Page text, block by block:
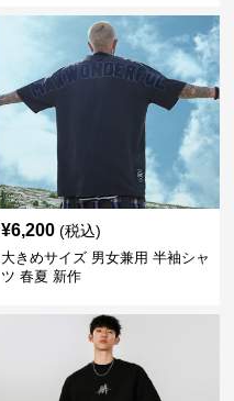
¥6,200 (税込)
大きめサイズ 男女兼用 半袖シャ
ツ 春夏 新作